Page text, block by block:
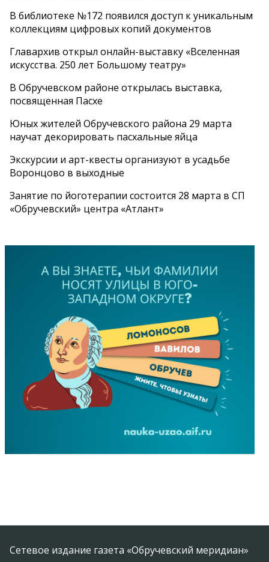
В библиотеке №172 появился доступ к уникальным
коллекциям цифровых копий документов
Главархив открыл онлайн-выставку «Вселенная
искусства. 250 лет Большому театру»
В Обручевском районе открылась выставка,
посвященная Пасхе
Юных жителей Обручевского района 29 марта
научат декорировать пасхальные яйца
Экскурсии и арт-квесты организуют в усадьбе
Воронцово в выходные
Занятие по йоготерапии состоится 28 марта в СП
«Обручевский» центра «Атлант»
Сетевое издание газета «Обручевский меридиан»